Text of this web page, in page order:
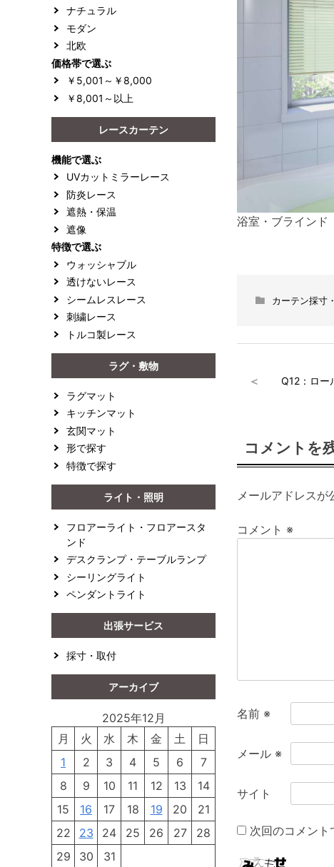
浴室・ブラインド
カーテン採寸
ビ
ー
シ
＜ Q12：ロー
コメントを
メールアドレスが
コメント ※
名前 ※
メール ※
サイト
次回のコメント
ナチュラル
モダン
北欧
価格帯で選ぶ
￥5,001～￥8,000
￥8,001～以上
レースカーテン
機能で選ぶ
UVカットミラーレース
防炎レース
遮熱・保温
遮像
特徴で選ぶ
ウォッシャブル
透けないレース
シームレスレース
刺繍レース
トルコ製レース
ラグ・敷物
ラグマット
キッチンマット
玄関マット
形で探す
特徴で探す
ライト・照明
フロアーライト・フロアースタ
ンド
デスクランプ・テーブルランプ
シーリングライト
ペンダントライト
出張サービス
採寸・取付
アーカイブ
2025年12月
月
火 水 木 金 土
日
1
2 3 4 5 6
7
8
9 10 11 12 13
14
15
16 17 18 19 20
21
22
23 24 25 26 27
28
29
30 31